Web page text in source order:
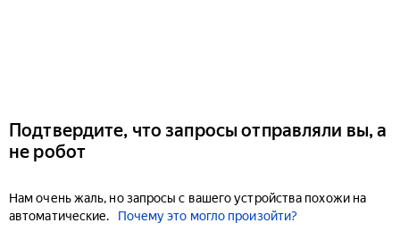
Подтвердите, что запросы отправляли вы, а
не робот
Нам очень жаль, но запросы с вашего устройства похожи на
автоматические.
Почему это могло произойти?